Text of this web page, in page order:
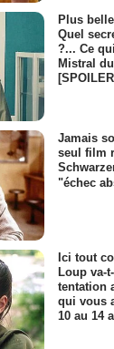
Plus
Quel
?... Ce
Mistral
Jamais
seul film
"échec
Ici tout
Loup va-
tentation
qui vous
10 au 14